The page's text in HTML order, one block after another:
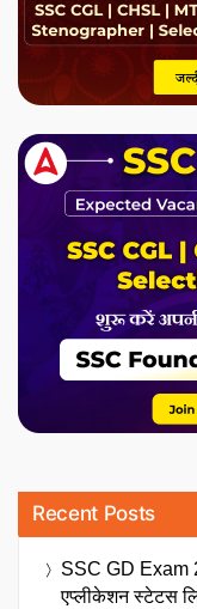
Recent Posts
SSC GD Exam
एप्लीकेशन स्टेटस